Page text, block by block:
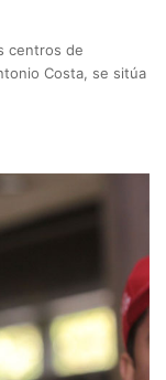
centros de
Costa, se sitúa